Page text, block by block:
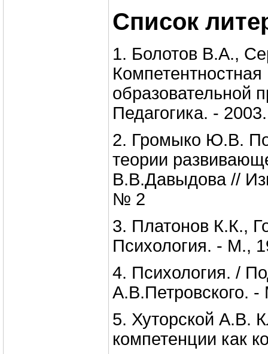
Список
1. Болотов В.А.,
образовательной
Педагогика. -
2. Громыко Ю.В.
теории
В.В.Давыдова //
№ 2
3. Платонов К.К.,
Психология. - М.,
4. Психология. /
А.В.Петровского.
5. Хуторской А.В.
компетенции как